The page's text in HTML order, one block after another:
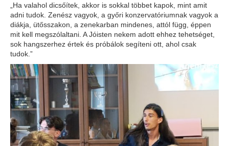
„Ha valahol dicsőítek, akkor is sokkal többet kapok, mint amit
adni tudok. Zenész vagyok, a győri konzervatóriumnak vagyok a
diákja, ütősszakon, a zenekarban mindenes, attól függ, éppen
mit kell megszólaltani. A Jóisten nekem adott ehhez tehetséget,
sok hangszerhez értek és próbálok segíteni ott, ahol csak
tudok.”